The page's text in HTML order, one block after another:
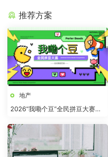
推荐方案
地产
2026“我嘞个豆”全民拼豆大赛主